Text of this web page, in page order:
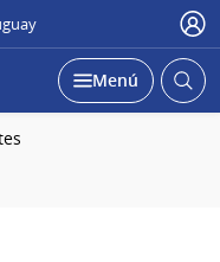
Desplegar
Menú Abrir